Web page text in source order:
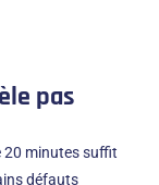
pas
20 minutes suffit
défauts